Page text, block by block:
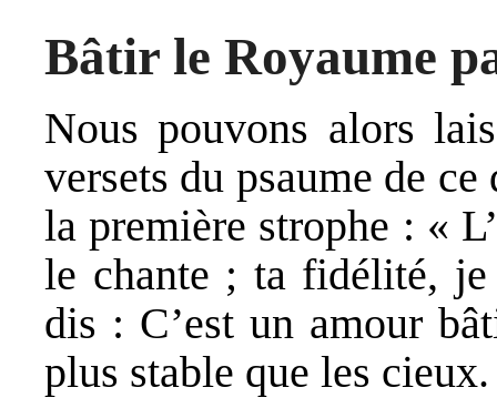
Bâtir le Royaume
Nous pouvons alors
versets du psaume de
la première strophe : «
le chante ; ta fidélité, je
dis : C’est un amour
plus stable que les